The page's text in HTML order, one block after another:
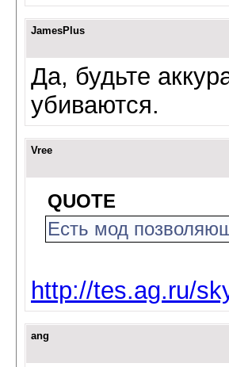
JamesPlus
Да, будьте
убиваются.
Vree
QUOTE
Есть мод
http://tes.ag.ru/
ang